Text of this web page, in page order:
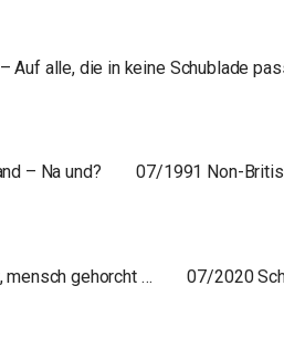
Auf alle, die in keine Schublade
– Na und? 07/1991 Non-
gehorcht … 07/2020